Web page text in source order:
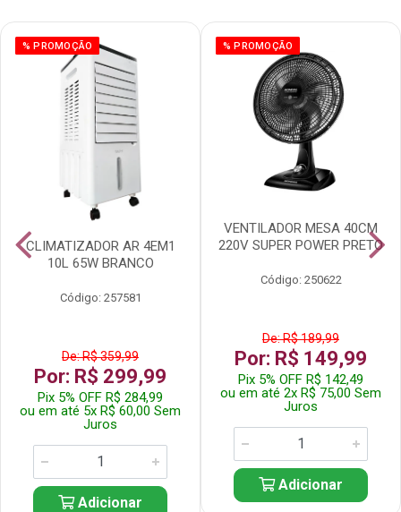
% PROMOÇÃO
CLIMATIZADOR AR 4EM1
10L 65W BRANCO
Código: 257581
De: R$ 359,99
Por: R$ 299,99
Pix 5% OFF R$ 284,99
ou em até 5x R$ 60,00 Sem
Juros
Adicionar
% PROMOÇÃO
VENTILADOR MESA 40CM
220V SUPER POWER PRETO
Código: 250622
De: R$ 189,99
Por: R$ 149,99
Pix 5% OFF R$ 142,49
ou em até 2x R$ 75,00 Sem
Juros
Adicionar